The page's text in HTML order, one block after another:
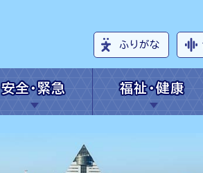
ふりがな
安全・緊急 福祉・健康